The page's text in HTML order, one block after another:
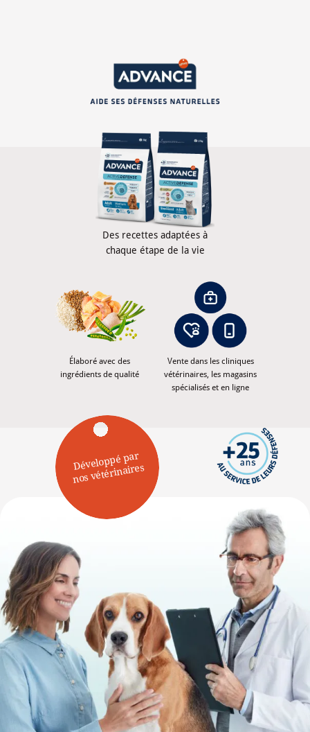
Élaboré avec des
ingrédients de qualité
Des recettes adaptées à
chaque étape de la vie
Vente dans les cliniques
vétérinaires, les magasins
spécialisés et en ligne
Développé par
nos vétérinaires